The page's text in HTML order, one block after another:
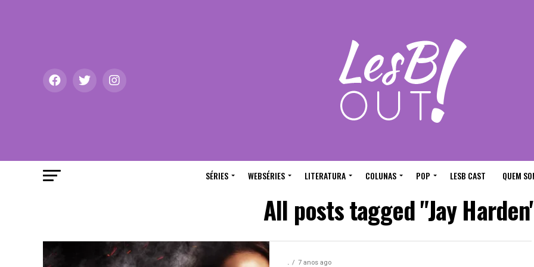
SÉRIES WEBSÉRIES LITERATURA COLUNAS POP LESB CAST QUEM
All posts tagged "Jay
. 7 anos ago